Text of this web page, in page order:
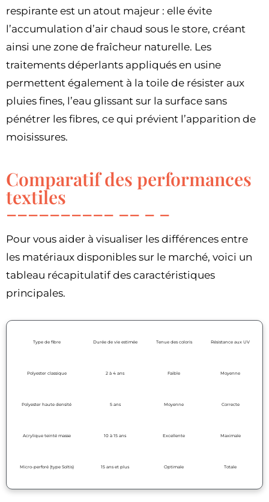
respirante est un atout majeur : elle évite
l’accumulation d’air chaud sous le store, créant
ainsi une zone de fraîcheur naturelle. Les
traitements déperlants appliqués en usine
permettent également à la toile de résister aux
pluies fines, l’eau glissant sur la surface sans
pénétrer les fibres, ce qui prévient l’apparition de
moisissures.
Comparatif des performances
textiles
Pour vous aider à visualiser les différences entre
les matériaux disponibles sur le marché, voici un
tableau récapitulatif des caractéristiques
principales.
Type de fibre Durée de vie estimée Tenue des coloris Résistance aux UV
Polyester classique 2 à 4 ans Faible Moyenne
Polyester haute densité 5 ans Moyenne Correcte
Acrylique teinté masse 10 à 15 ans Excellente Maximale
Micro-perforé (type Soltis) 15 ans et plus Optimale Totale